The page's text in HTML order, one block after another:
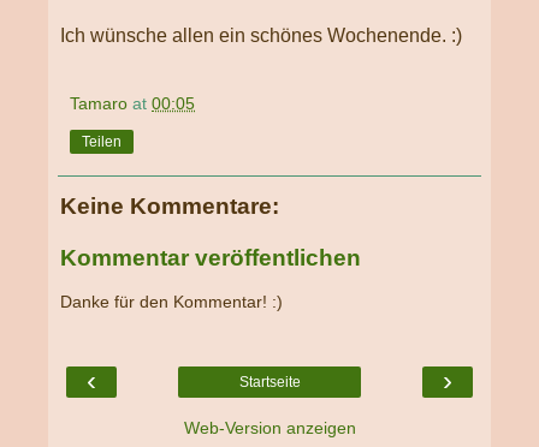
Ich wünsche allen ein schönes Wochenende. :)
Tamaro at 00:05
Teilen
Keine Kommentare:
Kommentar veröffentlichen
Danke für den Kommentar! :)
‹ ›
Startseite
Web-Version anzeigen